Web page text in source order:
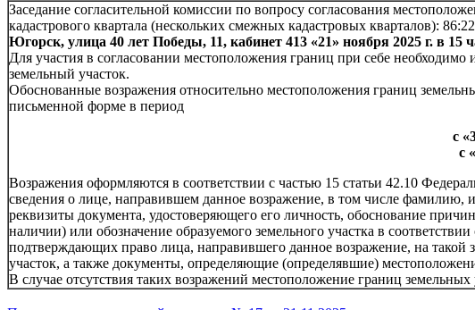
Заседание согласительной комиссии по вопросу согласования
кадастрового квартала (нескольких смежных кадастровых кварталов):
Югорск, улица 40 лет Победы, 11, кабинет 413 «21» ноября 2025 г. в 15
Для участия в согласовании местоположения границ при себе
земельный участок.
Обоснованные возражения относительно местоположения границ
письменной форме в период
с
с
Возражения оформляются в соответствии с частью 15 статьи 42.10
сведения о лице, направившем данное возражение, в том числе фамилию,
реквизиты документа, удостоверяющего его личность, обоснование
наличии) или обозначение образуемого земельного участка в
подтверждающих право лица, направившего данное возражение, на
участок, а также документы, определяющие (определявшие)
В случае отсутствия таких возражений местоположение границ земельных